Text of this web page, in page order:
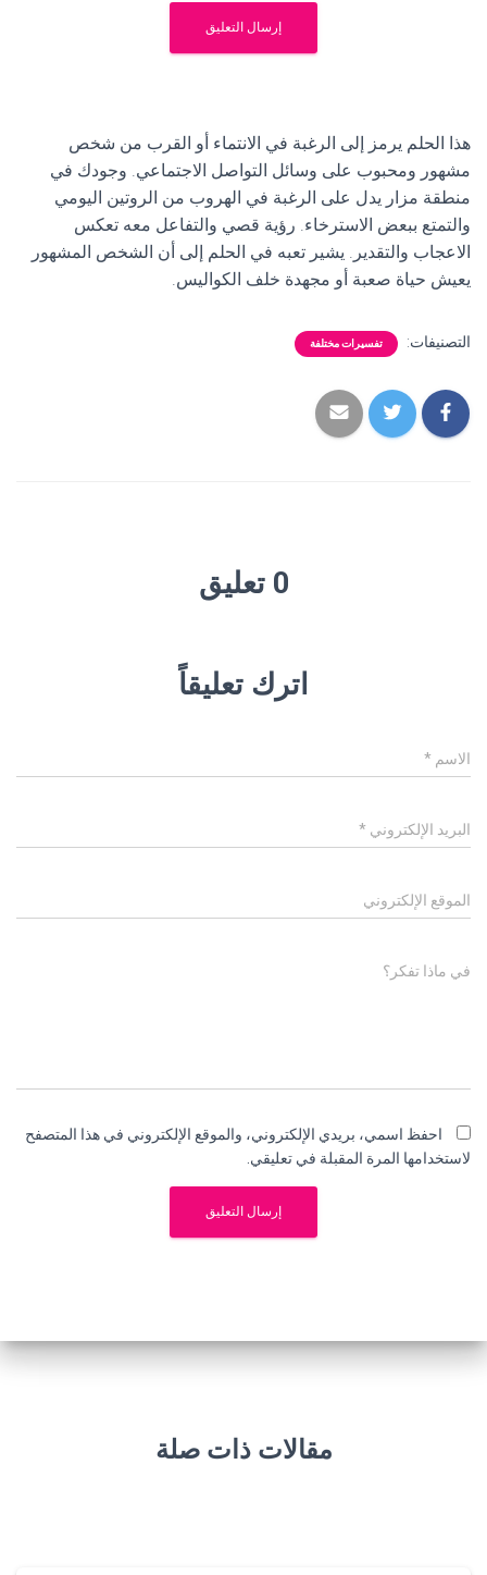
هذا الحلم يرمز إلى الرغبة في الانتماء أو القرب من شخص
مشهور ومحبوب على وسائل التواصل الاجتماعي. وجودك في
منطقة مزار يدل على الرغبة في الهروب من الروتين اليومي
والتمتع ببعض الاسترخاء. رؤية قصي والتفاعل معه تعكس
الاعجاب والتقدير. يشير تعبه في الحلم إلى أن الشخص المشهور
يعيش حياة صعبة أو مجهدة خلف الكواليس.
التصنيفات: تفسيرات مختلفة
0 تعليق
اترك تعليقاً
الاسم *
البريد الإلكتروني *
الموقع الإلكتروني
في ماذا تفكر؟
احفظ اسمي، بريدي الإلكتروني، والموقع الإلكتروني في هذا المتصفح
لاستخدامها المرة المقبلة في تعليقي.
مقالات ذات صلة